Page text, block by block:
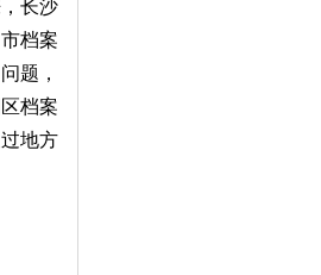
长沙
档案
题，
档案
地方